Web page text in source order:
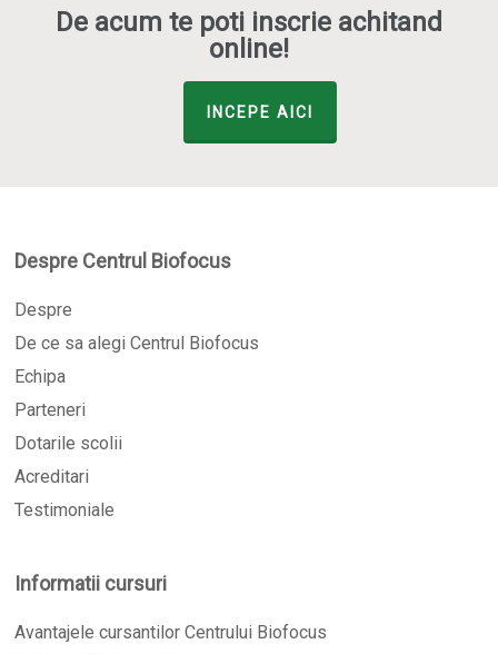
De acum te poti inscrie achitand
online!
INCEPE AICI
Despre Centrul Biofocus
Despre
De ce sa alegi Centrul Biofocus
Echipa
Parteneri
Dotarile scolii
Acreditari
Testimoniale
Informatii cursuri
Avantajele cursantilor Centrului Biofocus